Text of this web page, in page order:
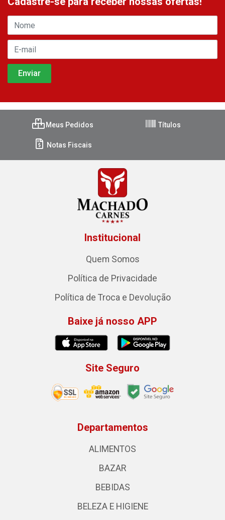
Meus Pedidos Títulos
Notas Fiscais
Institucional
Quem Somos
Política de Privacidade
Política de Troca e Devolução
Baixe já nosso APP
Site Seguro
Departamentos
ALIMENTOS
BAZAR
BEBIDAS
BELEZA E HIGIENE